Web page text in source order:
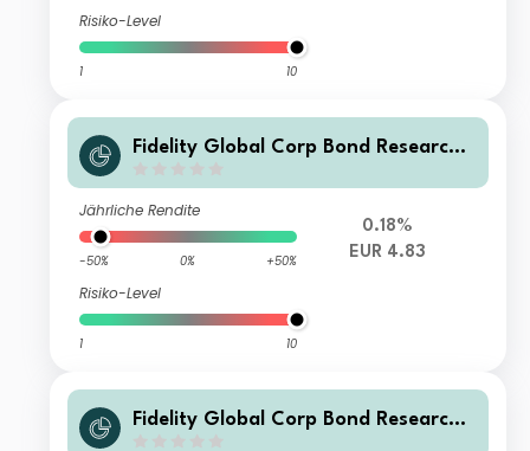
Risiko-Level
1 10
Fidelity Global Corp Bond Research
e Hedged
Jährliche Rendite
-50% 0% +50%
Risiko-Level
1 10
0.18%
EUR 4.83
Fidelity Global Corp Bond Research